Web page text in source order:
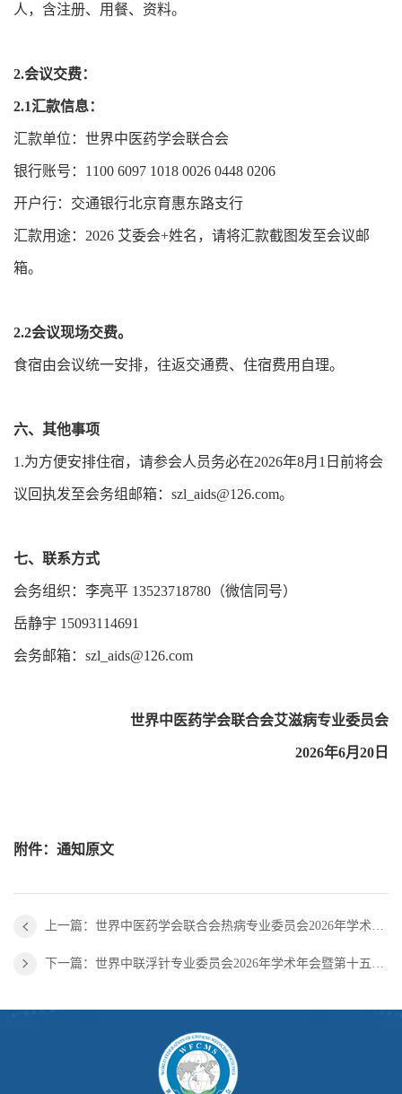
人，含注册、用餐、资料。
2.会议交费：
2.1汇款信息：
汇款单位：世界中医药学会联合会
银行账号：1100 6097 1018 0026 0448 0206
开户行：交通银行北京育惠东路支行
汇款用途：2026 艾委会+姓名，请将汇款截图发至会议邮
箱。
2.2会议现场交费。
食宿由会议统一安排，往返交通费、住宿费用自理。
六、其他事项
1.为方便安排住宿，请参会人员务必在2026年8月1日前将会
议回执发至会务组邮箱：szl_aids@126.com。
七、联系方式
会务组织：李亮平 13523718780（微信同号）
岳静宇 15093114691
会务邮箱：szl_aids@126.com
世界中医药学会联合会艾滋病专业委员会
2026年6月20日
附件： 通知原文